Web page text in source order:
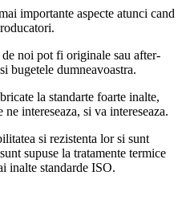
importante aspecte atunci cand
noi pot fi originale sau after-
bugetele dumneavoastra.
la standarte foarte inalte,
intereseaza, si va intereseaza.
si rezistenta lor si sunt
supuse la tratamente termice
inalte standarde ISO.